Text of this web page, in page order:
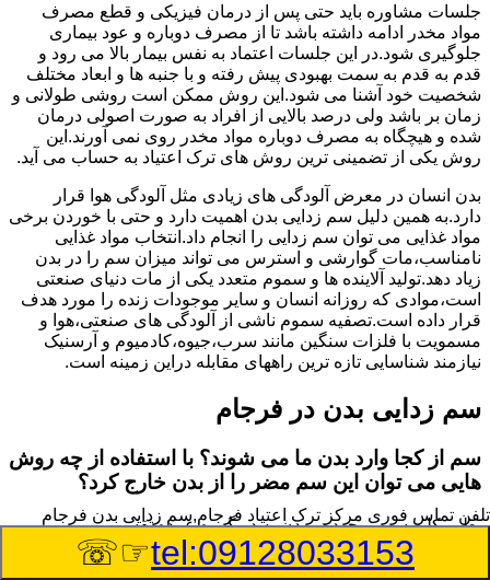
جلسات مشاوره باید حتی پس از درمان فیزیکی و قطع مصرف
مواد مخدر ادامه داشته باشد تا از مصرف دوباره و عود بیماری
جلوگیری شود.در این جلسات اعتماد به نفس بیمار بالا می رود و
قدم به قدم به سمت بهبودی پیش رفته و با جنبه ها و ابعاد مختلف
شخصیت خود آشنا می شود.این روش ممکن است روشی طولانی و
زمان بر باشد ولی درصد بالایی از افراد به صورت اصولی درمان
شده و هیچگاه به مصرف دوباره مواد مخدر روی نمی آورند.این
روش یکی از تضمینی ترین روش های ترک اعتیاد به حساب می آید.
بدن انسان در معرض آلودگی های زیادی مثل آلودگی هوا قرار
دارد.به همین دلیل سم زدایی بدن اهمیت دارد و حتی با خوردن برخی
مواد غذایی می توان سم زدایی را انجام داد.انتخاب مواد غذایی
نامناسب،مات گوارشی و استرس می تواند میزان سم را در بدن
زیاد دهد.تولید آلاینده ها و سموم متعدد یکی از مات دنیای صنعتی
است،موادی که روزانه انسان و سایر موجودات زنده را مورد هدف
قرار داده است.تصفیه سموم ناشی از آلودگی های صنعتی،هوا و
مسمویت با فلزات سنگین مانند سرب،جیوه،کادمیوم و آرسنیک
نیازمند شناسایی تازه ترین راههای مقابله دراین زمینه است.
سم زدایی بدن در فرجام
سم از کجا وارد بدن ما می شوند؟ با استفاده از چه روش
هایی می توان این سم مضر را از بدن خارج کرد؟
بطور کلی سم موجود در بدن به دو گروه عمده تقسیم می
شوند.بخش بزرگی از این سموم مثل مواد به جا مانده از سموم
گیاهی و آفت کش ها،فلزات سنگین ناشی از آلودگی هوا،انواع
تلفن تماس فوری مرکز ترک اعتیاد فرجام,سم زدایی بدن فرجام
tel:09128033153
☞☏